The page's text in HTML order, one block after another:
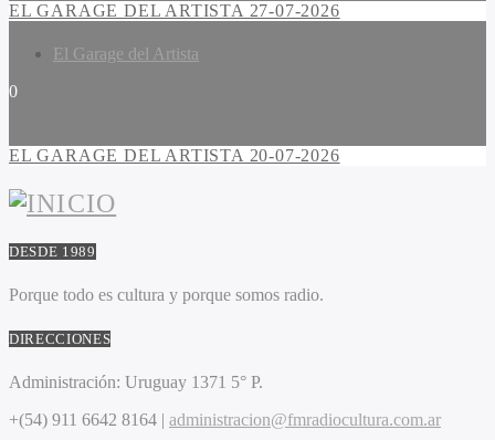
EL GARAGE DEL ARTISTA 27-07-2026
El Garage del Artista
0
EL GARAGE DEL ARTISTA 20-07-2026
DESDE 1989
Porque todo es cultura y porque somos radio.
DIRECCIONES
Administración: Uruguay 1371 5° P.
+(54) 911 6642 8164 | administracion@fmradiocultura.com.ar